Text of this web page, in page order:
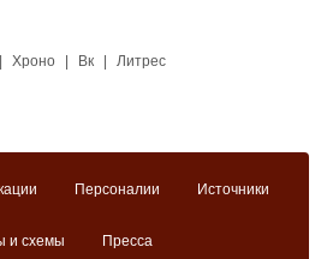
Хроно Вк Литрес
Персоналии Источники
и схемы Пресса